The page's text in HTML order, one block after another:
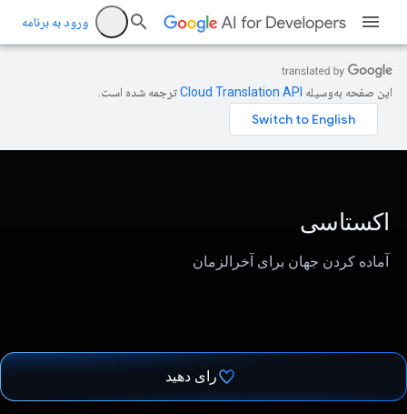
ورود به برنامه
این صفحه به‌وسیله ترجمه شده است.
اکستاسی
آماده کردن جهان برای آخرالزمان
رای دهید